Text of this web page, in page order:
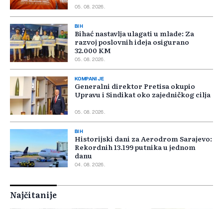
05. 08. 2026.
BIH
Bihać nastavlja ulagati u mlade: Za
razvoj poslovnih ideja osigurano
32.000 KM
05. 08. 2026.
KOMPANIJE
Generalni direktor Pretisa okupio
Upravu i Sindikat oko zajedničkog cilja
05. 08. 2026.
BIH
Historijski dani za Aerodrom Sarajevo:
Rekordnih 13.199 putnika u jednom
danu
04. 08. 2026.
Najčitanije